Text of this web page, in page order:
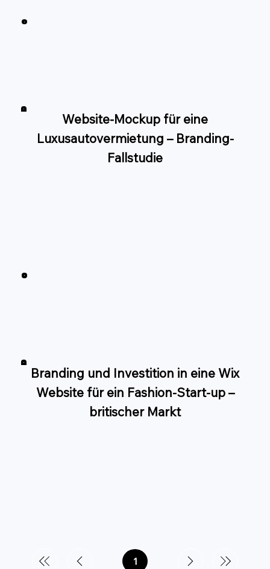
Website-Mockup für eine
Luxusautovermietung – Branding-
Fallstudie
Branding und Investition in eine Wix
Website für ein Fashion-Start-up –
britischer Markt
1Seite